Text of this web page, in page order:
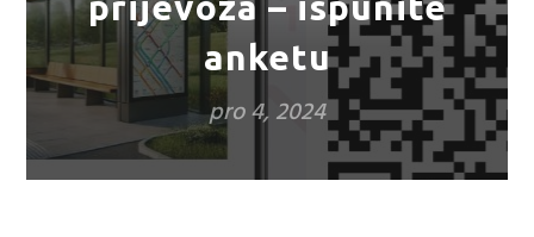
anketu
pro 4, 2024